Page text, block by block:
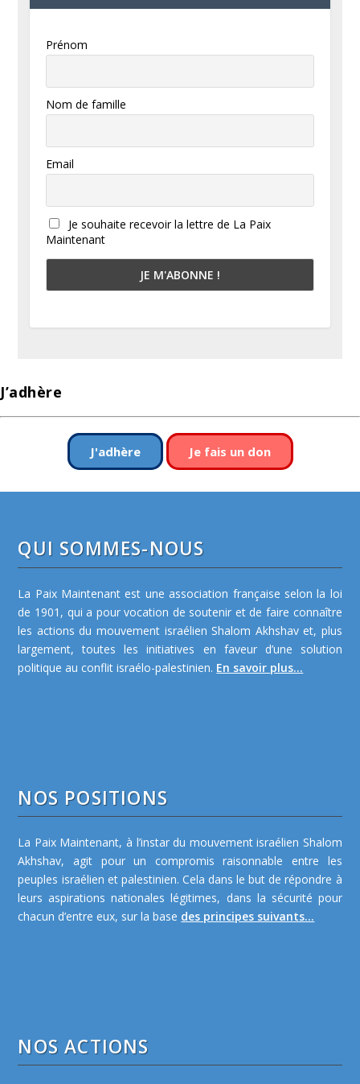
Prénom
Nom de famille
Email
Je souhaite recevoir la lettre de La Paix
Maintenant
J’adhère
J'adhère Je fais un don
QUI SOMMES-NOUS
La Paix Maintenant est une association française selon la loi
de 1901, qui a pour vocation de soutenir et de faire connaître
les actions du mouvement israélien Shalom Akhshav et, plus
largement, toutes les initiatives en faveur d’une solution
politique au conflit israélo-palestinien. En savoir plus...
NOS POSITIONS
La Paix Maintenant, à l’instar du mouvement israélien Shalom
Akhshav, agit pour un compromis raisonnable entre les
peuples israélien et palestinien. Cela dans le but de répondre à
leurs aspirations nationales légitimes, dans la sécurité pour
chacun d’entre eux, sur la base des principes suivants...
NOS ACTIONS